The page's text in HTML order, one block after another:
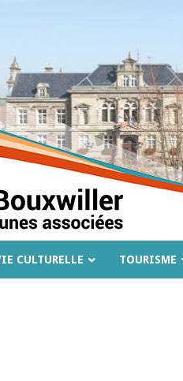
CULTURELLE TOURISME